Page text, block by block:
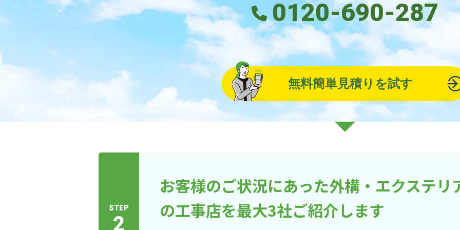
0120-690-287
無料簡単見積りを試す
STEP
2
お客様のご状況にあった外構・エクステリ
の工事店を最大3社ご紹介します